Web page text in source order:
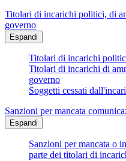
Titolari di incarichi politici, di
governo
Espandi
Titolari di incarichi
Titolari di incarichi di
governo
Soggetti cessati
Sanzioni per mancata
Espandi
Sanzioni per mancata o
parte dei titolari di